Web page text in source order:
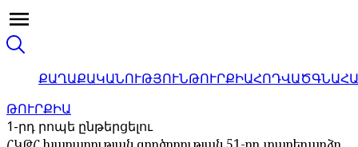
ՔԱՂԱՔԱԿԱՆՈՒԹՅՈՒՆԹՈՒՐՔԻԱՀՈԴՎԱԾ
ԹՈՒՐՔԻԱ
1-րդ րոպե ընթերցելու